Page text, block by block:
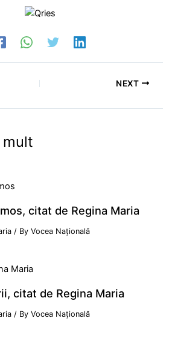
NEXT
citat de Regina Maria
/ ByVocea Națională
citat de Regina Maria
/ ByVocea Națională